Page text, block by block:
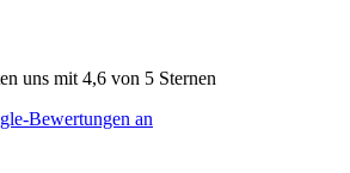
uns mit 4,6 von 5 Sternen
Bewertungen an